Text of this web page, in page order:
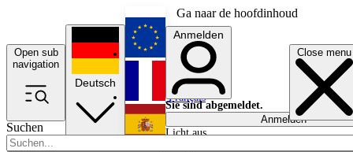
Ga naar de hoofdinhoud
Open sub
navigation
Close menu
Suchen
Deutsch
English
Français
Anmelden
Sie sind abgemeldet.
Anmelden
Licht aus